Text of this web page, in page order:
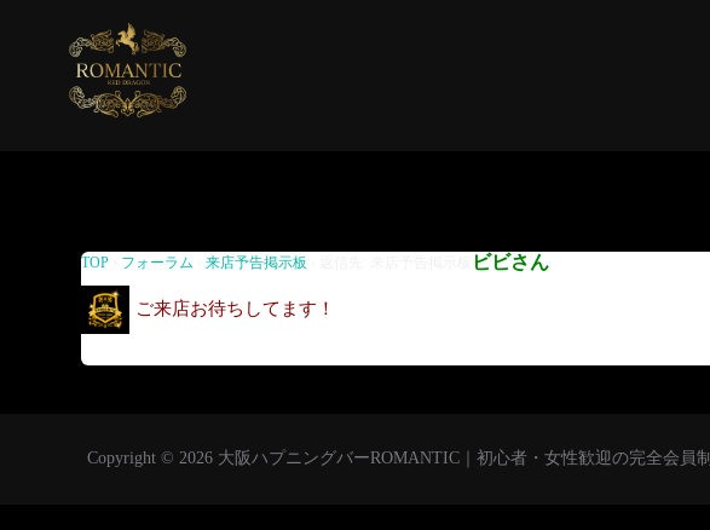
返信先: 来店予告掲示板
TOP フォーラム 来店予告掲示板 ビビさん
ご来店お待ちしてます！
Copyright © 2026 大阪ハプニングバーROMANTIC｜初心者・女性歓迎の完全会員制